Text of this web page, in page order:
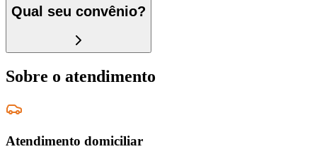
Qual seu convênio?
Sobre o atendimento
Atendimento domiciliar